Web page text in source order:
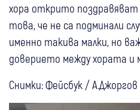
хора открито поздравяват
това, че не са подминали
именно такива малки, но
доверието между хората
Снимки: Фейсбук / А.Джоргов